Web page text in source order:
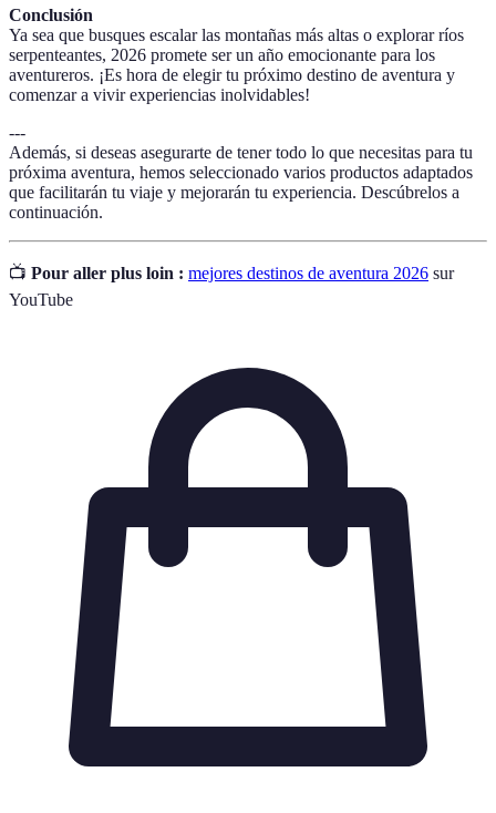
Conclusión
Ya sea que busques escalar las montañas más altas o explorar ríos
serpenteantes, 2026 promete ser un año emocionante para los
aventureros. ¡Es hora de elegir tu próximo destino de aventura y
comenzar a vivir experiencias inolvidables!
---
Además, si deseas asegurarte de tener todo lo que necesitas para tu
próxima aventura, hemos seleccionado varios productos adaptados
que facilitarán tu viaje y mejorarán tu experiencia. Descúbrelos a
continuación.
📺 Pour aller plus loin : mejores destinos de aventura 2026 sur
YouTube